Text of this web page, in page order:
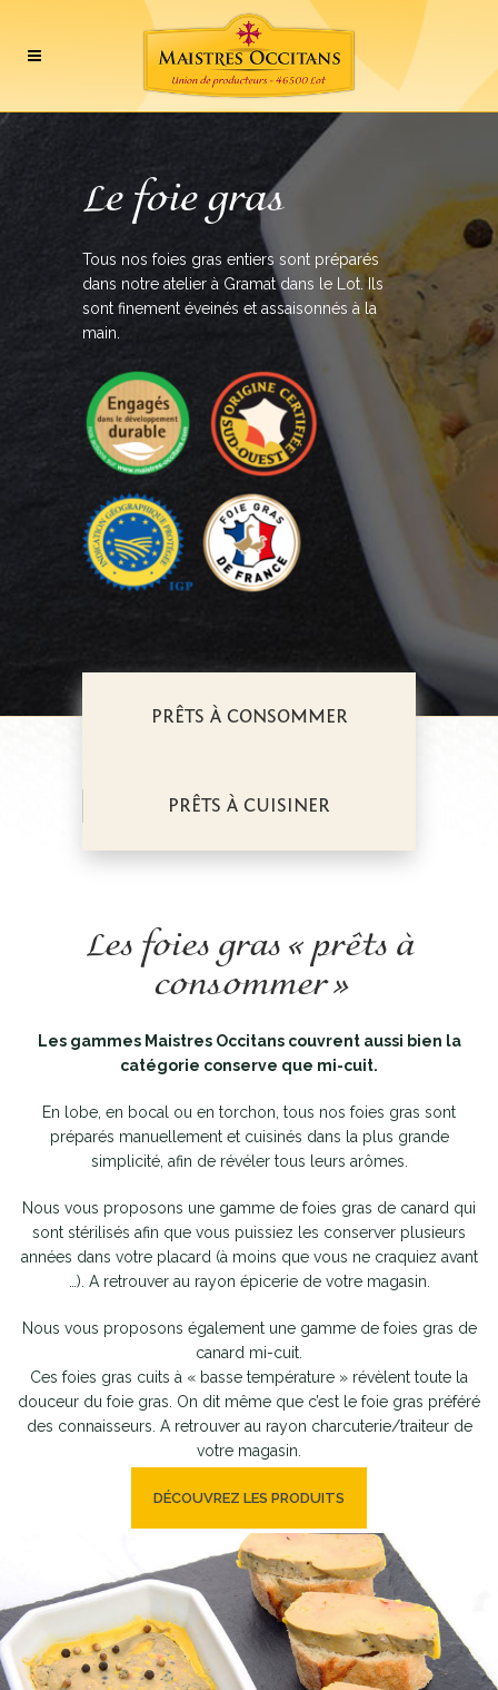
Le foie gras
Tous nos foies gras entiers sont préparés
dans notre atelier à Gramat dans le Lot. Ils
sont finement éveinés et assaisonnés à la
main.
PRÊTS À CONSOMMER
PRÊTS À CUISINER
Les foies gras « prêts à
consommer »
Les gammes Maistres Occitans couvrent aussi bien la
catégorie conserve que mi-cuit.
En lobe, en bocal ou en torchon, tous nos foies gras sont
préparés manuellement et cuisinés dans la plus grande
simplicité, afin de révéler tous leurs arômes.
Nous vous proposons une gamme de foies gras de canard qui
sont stérilisés afin que vous puissiez les conserver plusieurs
années dans votre placard (à moins que vous ne craquiez avant
…). A retrouver au rayon épicerie de votre magasin.
Nous vous proposons également une gamme de foies gras de
canard mi-cuit.
Ces foies gras cuits à « basse température » révèlent toute la
douceur du foie gras. On dit même que c’est le foie gras préféré
des connaisseurs. A retrouver au rayon charcuterie/traiteur de
votre magasin.
DÉCOUVREZ LES PRODUITS